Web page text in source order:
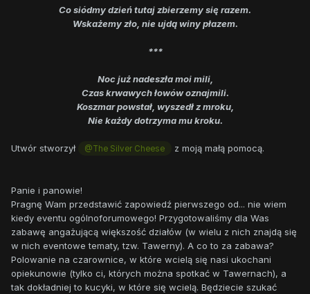
Co siódmy dzień tutaj zbierzemy się razem.
Wskażemy zło, nie ujdą winy płazem.
***
Noc już nadeszła moi mili,
Czas krwawych łowów oznajmili.
Koszmar powstał, wyszedł z mroku,
Nie każdy dotrzyma mu kroku.
Utwór stworzył @The Silver Cheese z moją małą pomocą.
Panie i panowie!
Pragnę Wam przedstawić zapowiedź pierwszego od... nie wiem
kiedy eventu ogólnoforumowego! Przygotowaliśmy dla Was
zabawę angażującą większość działów (w wielu z nich znajdą się
w nich eventowe tematy, tzw. Tawerny). A co to za zabawa?
Polowanie na czarownice, w które wcielą się nasi ukochani
opiekunowie (tylko ci, których można spotkać w Tawernach), a
tak dokładniej to kucyki, w które się wcielą. Będziecie szukać